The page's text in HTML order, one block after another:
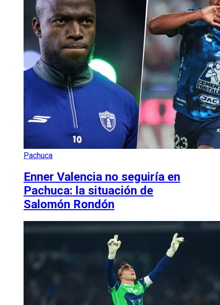
Pachuca
Enner Valencia no seguiría en
Pachuca: la situación de
Salomón Rondón